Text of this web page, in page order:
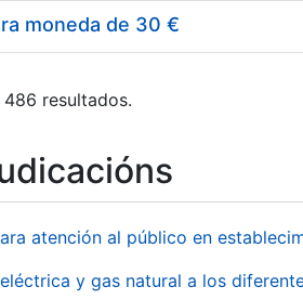
moneda de 30 €
resultados.
atención al público en
y gas natural a los